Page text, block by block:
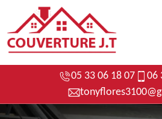
05 33 06 18 07
06